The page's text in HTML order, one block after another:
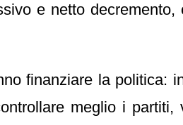
e netto
finanziare la politica:
meglio i